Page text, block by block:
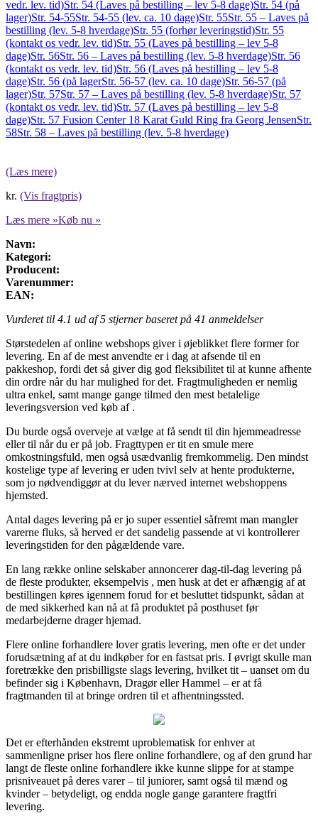
vedr. lev. tid)Str. 54 (Laves på bestilling – lev 5-8 dage)Str. 54 (på
lager)Str. 54-55Str. 54-55 (lev. ca. 10 dage)Str. 55Str. 55 – Laves på
bestilling (lev. 5-8 hverdage)Str. 55 (forhør leveringstid)Str. 55
(kontakt os vedr. lev. tid)Str. 55 (Laves på bestilling – lev 5-8
dage)Str. 56Str. 56 – Laves på bestilling (lev. 5-8 hverdage)Str. 56
(kontakt os vedr. lev. tid)Str. 56 (Laves på bestilling – lev 5-8
dage)Str. 56 (på lagerStr. 56-57 (lev. ca. 10 dage)Str. 56-57 (på
lager)Str. 57Str. 57 – Laves på bestilling (lev. 5-8 hverdage)Str. 57
(kontakt os vedr. lev. tid)Str. 57 (Laves på bestilling – lev 5-8
dage)Str. 57 Fusion Center 18 Karat Guld Ring fra Georg JensenStr.
58Str. 58 – Laves på bestilling (lev. 5-8 hverdage)
(Læs mere)
kr. (Vis fragtpris)
Læs mere »Køb nu »
Navn:
Kategori:
Producent:
Varenummer:
EAN:
Vurderet til 4.1 ud af 5 stjerner baseret på 41 anmeldelser
Størstedelen af online webshops giver i øjeblikket flere former for
levering. En af de mest anvendte er i dag at afsende til en
pakkeshop, fordi det så giver dig god fleksibilitet til at kunne afhente
din ordre når du har mulighed for det. Fragtmuligheden er nemlig
ultra enkel, samt mange gange tilmed den mest betalelige
leveringsversion ved køb af .
Du burde også overveje at vælge at få sendt til din hjemmeadresse
eller til når du er på job. Fragttypen er tit en smule mere
omkostningsfuld, men også usædvanlig fremkommelig. Den mindst
kostelige type af levering er uden tvivl selv at hente produkterne,
som jo nødvendiggør at du lever nærved internet webshoppens
hjemsted.
Antal dages levering på er jo super essentiel såfremt man mangler
varerne fluks, så herved er det sandelig passende at vi kontrollerer
leveringstiden for den pågældende vare.
En lang række online selskaber annoncerer dag-til-dag levering på
de fleste produkter, eksempelvis , men husk at det er afhængig af at
bestillingen køres igennem forud for et besluttet tidspunkt, sådan at
de med sikkerhed kan nå at få produktet på posthuset før
medarbejderne drager hjemad.
Flere online forhandlere lover gratis levering, men ofte er det under
forudsætning af at du indkøber for en fastsat pris. I øvrigt skulle man
foretrække den prisbilligste slags levering, hvilket tit – uanset om du
befinder sig i København, Dragør eller Hammel – er at få
fragtmanden til at bringe ordren til et afhentningssted.
Det er efterhånden ekstremt uproblematisk for enhver at
sammenligne priser hos flere online forhandlere, og af den grund har
langt de fleste online forhandlere ikke kunne slippe for at stampe
prisniveauet på deres varer – til juniorer, samt også til mænd og
kvinder – betydeligt, og endda nogle gange garantere fragtfri
levering.